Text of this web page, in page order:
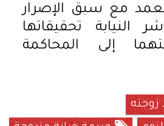
مع سبق الإصرار
النيابة تحقيقاتها
إلى المحاكمة